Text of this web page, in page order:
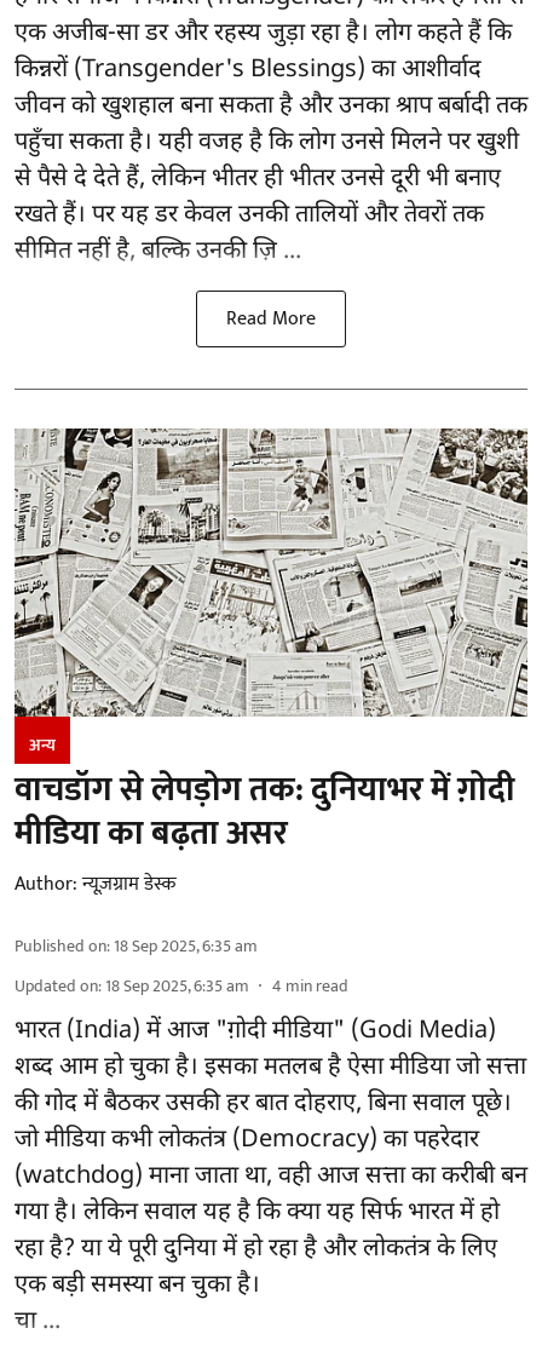
एक अजीब-सा डर और रहस्य जुड़ा रहा है। लोग कहते हैं कि
किन्नरों (Transgender's Blessings) का आशीर्वाद
जीवन को खुशहाल बना सकता है और उनका श्राप बर्बादी तक
पहुँचा सकता है। यही वजह है कि लोग उनसे मिलने पर खुशी
से पैसे दे देते हैं, लेकिन भीतर ही भीतर उनसे दूरी भी बनाए
रखते हैं। पर यह डर केवल उनकी तालियों और तेवरों तक
सीमित नहीं है, बल्कि उनकी ज़ि ...
Read More
अन्य
वाचडॉग से लेपड़ोग तक: दुनियाभर में ग़ोदी
मीडिया का बढ़ता असर
Author:न्यूज़ग्राम डेस्क
Published on:18 Sep 2025, 6:35 am
Updated on:18 Sep 2025, 6:35 am 4 min read
भारत (India) में आज "ग़ोदी मीडिया" (Godi Media)
शब्द आम हो चुका है। इसका मतलब है ऐसा मीडिया जो सत्ता
की गोद में बैठकर उसकी हर बात दोहराए, बिना सवाल पूछे।
जो मीडिया कभी लोकतंत्र (Democracy) का पहरेदार
(watchdog) माना जाता था, वही आज सत्ता का करीबी बन
गया है। लेकिन सवाल यह है कि क्या यह सिर्फ भारत में हो
रहा है? या ये पूरी दुनिया में हो रहा है और लोकतंत्र के लिए
एक बड़ी समस्या बन चुका है।
चा ...